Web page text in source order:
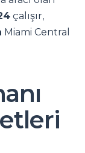
çalışır,
Miami Central